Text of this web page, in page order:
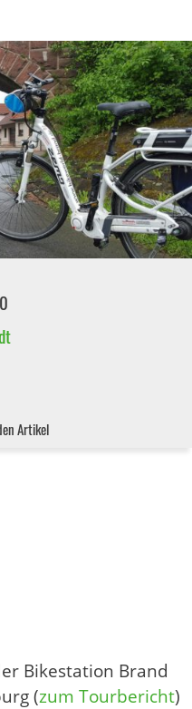
Artikel
Bikestation Brand
(zum Tourbericht)